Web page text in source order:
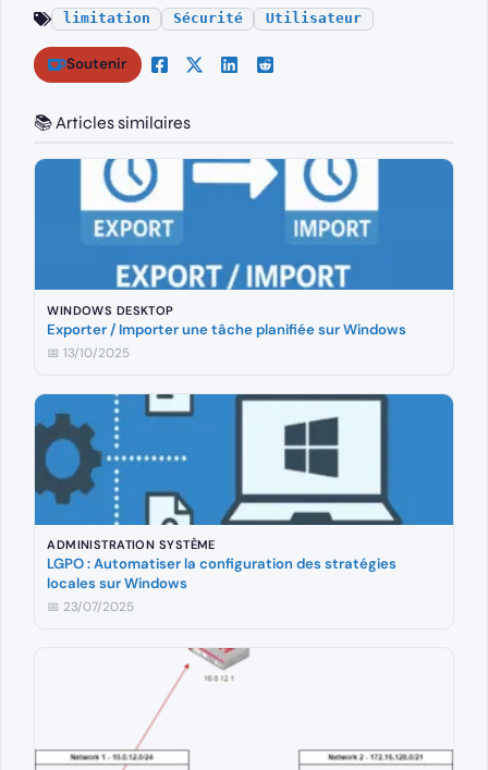
limitation Sécurité Utilisateur
Soutenir
📚 Articles similaires
WINDOWS DESKTOP
Exporter / Importer une tâche planifiée sur Windows
📅 13/10/2025
ADMINISTRATION SYSTÈME
LGPO : Automatiser la configuration des stratégies
locales sur Windows
📅 23/07/2025